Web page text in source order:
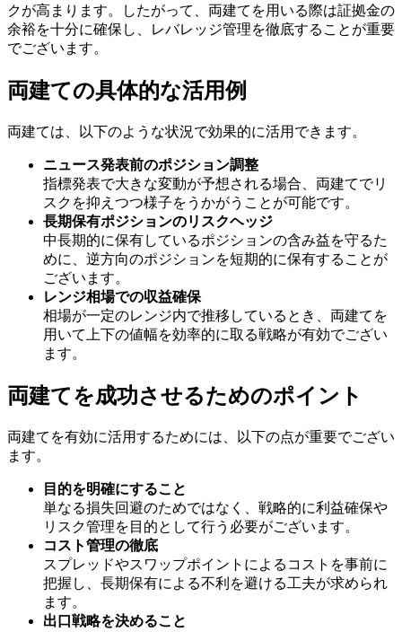
クが高まります。したがって、両建てを用いる際は証拠金の
余裕を十分に確保し、レバレッジ管理を徹底することが重要
でございます。
両建ての具体的な活用例
両建ては、以下のような状況で効果的に活用できます。
ニュース発表前のポジション調整
指標発表で大きな変動が予想される場合、両建てでリ
スクを抑えつつ様子をうかがうことが可能です。
長期保有ポジションのリスクヘッジ
中長期的に保有しているポジションの含み益を守るた
めに、逆方向のポジションを短期的に保有することが
ございます。
レンジ相場での収益確保
相場が一定のレンジ内で推移しているとき、両建てを
用いて上下の値幅を効率的に取る戦略が有効でござい
ます。
両建てを成功させるためのポイント
両建てを有効に活用するためには、以下の点が重要でござい
ます。
目的を明確にすること
単なる損失回避のためではなく、戦略的に利益確保や
リスク管理を目的として行う必要がございます。
コスト管理の徹底
スプレッドやスワップポイントによるコストを事前に
把握し、長期保有による不利を避ける工夫が求められ
ます。
出口戦略を決めること